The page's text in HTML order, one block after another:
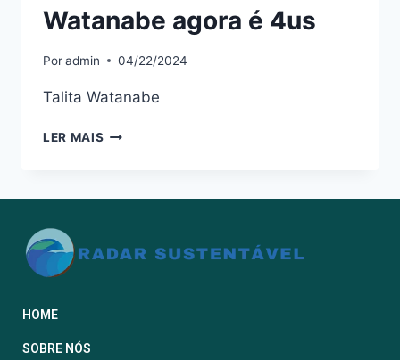
Watanabe agora é 4us
Poradmin 04/22/2024
Talita Watanabe
LER MAIS
HOME
SOBRE NÓS